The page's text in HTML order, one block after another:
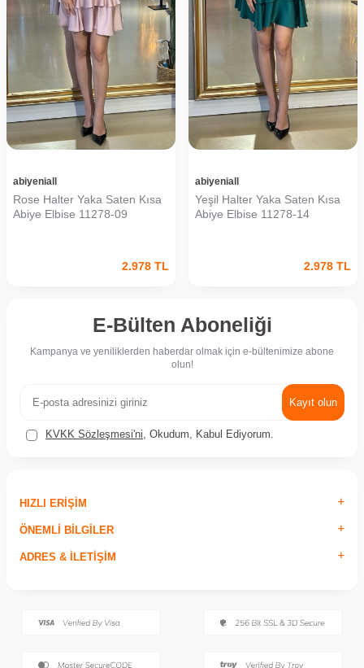
abiyeniall
Rose Halter Yaka Saten Kısa
Abiye Elbise 11278-09
2.978 TL
abiyeniall
Yeşil Halter Yaka Saten Kısa
Abiye Elbise 11278-14
2.978 TL
E-Bülten Aboneliği
Kampanya ve yeniliklerden haberdar olmak için e-bültenimize abone
olun!
Kayıt olun
KVKK Sözleşmesi'ni, Okudum, Kabul Ediyorum.
HIZLI ERIŞIM
ÖNEMLI BILGILER
ADRES & İLETIŞIM